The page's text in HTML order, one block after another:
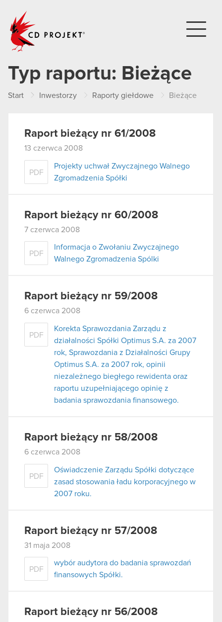
Typ raportu: Bieżące
Start Inwestorzy Raporty giełdowe Bieżące
Raport bieżący nr 61/2008
13 czerwca 2008
PDF
Projekty uchwał Zwyczajnego Walnego
Zgromadzenia Spółki
Raport bieżący nr 60/2008
7 czerwca 2008
PDF
Informacja o Zwołaniu Zwyczajnego
Walnego Zgromadzenia Spólki
Raport bieżący nr 59/2008
6 czerwca 2008
PDF
Korekta Sprawozdania Zarządu z
działalności Spółki Optimus S.A. za 2007
rok, Sprawozdania z Działalności Grupy
Optimus S.A. za 2007 rok, opinii
niezależnego biegłego rewidenta oraz
raportu uzupełniającego opinię z
badania sprawozdania finansowego.
Raport bieżący nr 58/2008
6 czerwca 2008
PDF
Oświadczenie Zarządu Spółki dotyczące
zasad stosowania ładu korporacyjnego w
2007 roku.
Raport bieżący nr 57/2008
31 maja 2008
PDF
wybór audytora do badania sprawozdań
finansowych Spółki.
Raport bieżący nr 56/2008